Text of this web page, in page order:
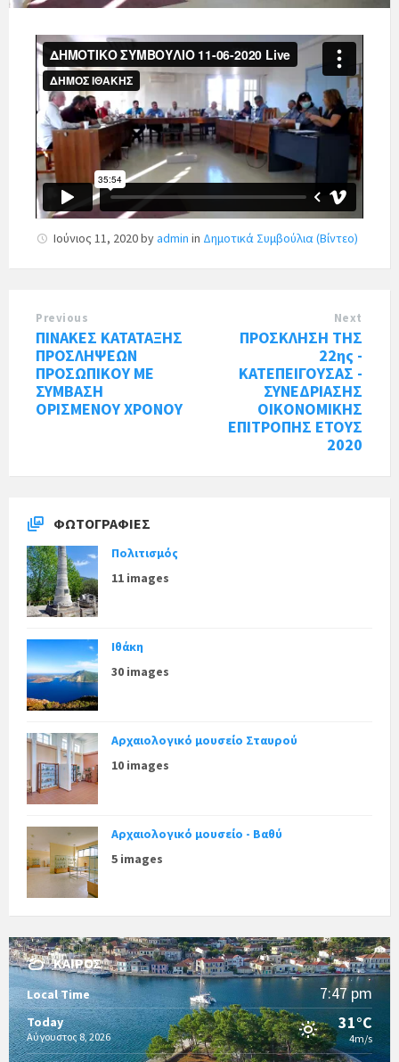
Ιούνιος 11, 2020byadmin in Δημοτικά Συμβούλια (Βίντεο)
Previous
ΠΙΝΑΚΕΣ ΚΑΤΑΤΑΞΗΣ
ΠΡΟΣΛΗΨΕΩΝ
ΠΡΟΣΩΠΙΚΟΥ ΜΕ
ΣΥΜΒΑΣΗ
ΟΡΙΣΜΕΝΟΥ ΧΡΟΝΟΥ
Next
ΠΡΟΣΚΛΗΣΗ ΤΗΣ
22ης -
ΚΑΤΕΠΕΙΓΟΥΣΑΣ -
ΣΥΝΕΔΡΙΑΣΗΣ
ΟΙΚΟΝΟΜΙΚΗΣ
ΕΠΙΤΡΟΠΗΣ ΕΤΟΥΣ
2020
ΦΩΤΟΓΡΑΦΊΕΣ
Πολιτισμός
11 images
Ιθάκη
30 images
Αρχαιολογικό μουσείο Σταυρού
10 images
Αρχαιολογικό μουσείο - Βαθύ
5 images
ΚΑΙΡΌΣ
Local Time 7:47 pm
Today
Αύγουστος 8, 2026
31°C
4m/s